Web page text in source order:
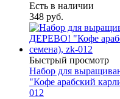
Есть в наличии
348 руб.
Быстрый просмотр
Набор для
"Кофе арабский
012